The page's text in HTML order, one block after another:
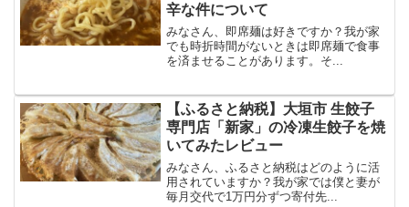
辛な件について
みなさん、即席麺は好きですか？我が家
でも時折時間がないときは即席麺で食事
を済ませることがあります。そ...
【ふるさと納税】大垣市 生餃子
専門店「新家」の冷凍生餃子を焼
いてみたレビュー
みなさん、ふるさと納税はどのように活
用されていますか？我が家では僕と妻が
毎月交代で1万円分ずつ寄付先...